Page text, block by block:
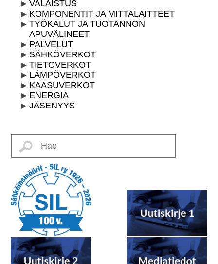
VALAISTUS
KOMPONENTIT JA MITTALAITTEET
TYÖKALUT JA TUOTANNON
APUVÄLINEET
PALVELUT
SÄHKÖVERKOT
TIETOVERKOT
LÄMPÖVERKOT
KAASUVERKOT
ENERGIA
JÄSENYYS